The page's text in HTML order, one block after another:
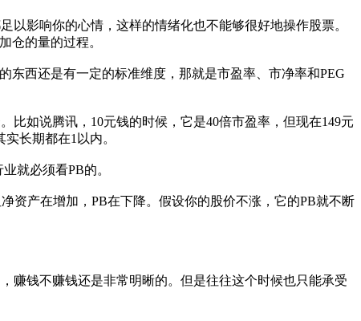
影响你的心情，这样的情绪化也不能够很好地操作股票。
仓的量的过程。
西还是有一定的标准维度，那就是市盈率、市净率和PEG
如说腾讯，10元钱的时候，它是40倍市盈率，但现在149元
长期都在1以内。
就必须看PB的。
产在增加，PB在下降。假设你的股价不涨，它的PB就不断
钱不赚钱还是非常明晰的。但是往往这个时候也只能承受